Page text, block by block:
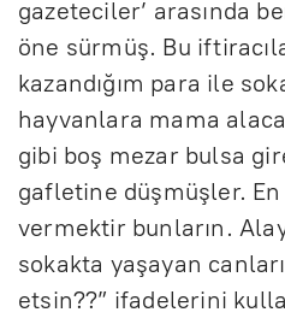
gazeteciler’ arasında
öne sürmüş. Bu
kazandığım para ile
hayvanlara mama
gibi boş mezar bulsa
gafletine düşmüşler.
vermektir bunların.
sokakta yaşayan
etsin??” ifadelerini